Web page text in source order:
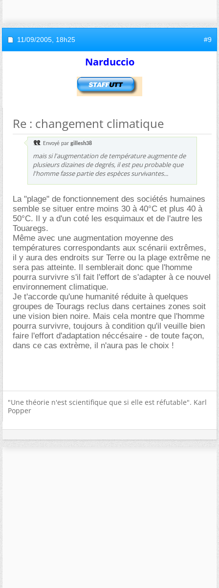
11/09/2005, 18h25 #9
Narduccio
Re : changement climatique
Envoyé par gillesh38
mais si l'augmentation de température augmente de
plusieurs dizaines de degrés, il est peu probable que
l'homme fasse partie des espèces survivantes...
La "plage" de fonctionnement des sociétés humaines
semble se situer entre moins 30 à 40°C et plus 40 à
50°C. Il y a d'un coté les esquimaux et de l'autre les
Touaregs.
Même avec une augmentation moyenne des
températures correspondants aux scénarii extrêmes,
il y aura des endroits sur Terre ou la plage extrême ne
sera pas atteinte. Il semblerait donc que l'homme
pourra survivre s'il fait l'effort de s'adapter à ce nouvel
environnement climatique.
Je t'accorde qu'une humanité réduite à quelques
groupes de Tourags reclus dans certaines zones soit
une vision bien noire. Mais cela montre que l'homme
pourra survivre, toujours à condition qu'il veuille bien
faire l'effort d'adaptation néccésaire - de toute façon,
dans ce cas extrème, il n'aura pas le choix !
"Une théorie n'est scientifique que si elle est réfutable". Karl
Popper